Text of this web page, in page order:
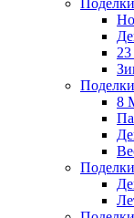
23
8